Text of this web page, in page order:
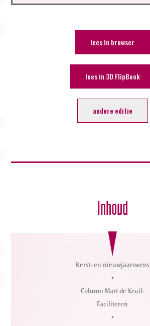
lees in browser
lees in 3D FlipBook
andere editie
Inhoud
Kerst- en nieuwjaarswens
•
Column Mart de Kruif:
Faciliteren
•